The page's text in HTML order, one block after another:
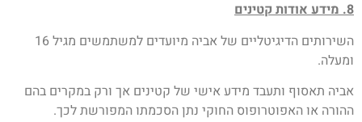
8. מידע אודות קטינים
השירותים הדיגיטליים של אביה מיועדים למשתמשים מגיל 16
ומעלה.
אביה תאסוף ותעבד מידע אישי של קטינים אך ורק במקרים בהם
ההורה או האפוטרופוס החוקי נתן הסכמתו המפורשת לכך.